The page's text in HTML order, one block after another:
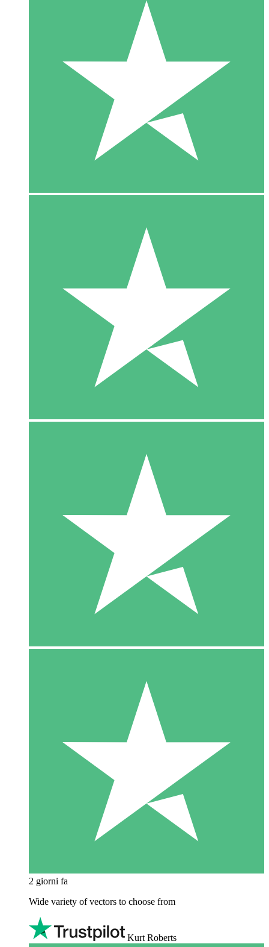
2 giorni fa
Wide variety of vectors to choose from
Kurt Roberts